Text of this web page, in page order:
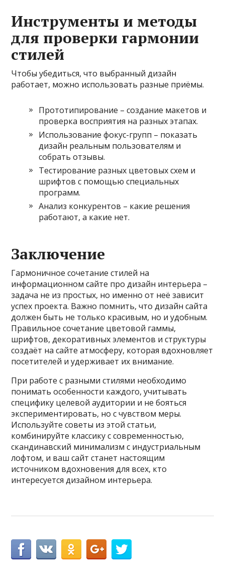
Инструменты и методы
для проверки гармонии
стилей
Чтобы убедиться, что выбранный дизайн
работает, можно использовать разные приёмы.
Прототипирование – создание макетов и
проверка восприятия на разных этапах.
Использование фокус-групп – показать
дизайн реальным пользователям и
собрать отзывы.
Тестирование разных цветовых схем и
шрифтов с помощью специальных
программ.
Анализ конкурентов – какие решения
работают, а какие нет.
Заключение
Гармоничное сочетание стилей на
информационном сайте про дизайн интерьера –
задача не из простых, но именно от неё зависит
успех проекта. Важно помнить, что дизайн сайта
должен быть не только красивым, но и удобным.
Правильное сочетание цветовой гаммы,
шрифтов, декоративных элементов и структуры
создаёт на сайте атмосферу, которая вдохновляет
посетителей и удерживает их внимание.
При работе с разными стилями необходимо
понимать особенности каждого, учитывать
специфику целевой аудитории и не бояться
экспериментировать, но с чувством меры.
Используйте советы из этой статьи,
комбинируйте классику с современностью,
скандинавский минимализм с индустриальным
лофтом, и ваш сайт станет настоящим
источником вдохновения для всех, кто
интересуется дизайном интерьера.